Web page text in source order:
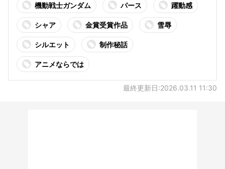
機動戦士ガンダム パース 躍動感
シャア 金賞受賞作品 雪辱
シルエット 制作秘話
アニメならでは
最終更新日:2026.03.11 11:30